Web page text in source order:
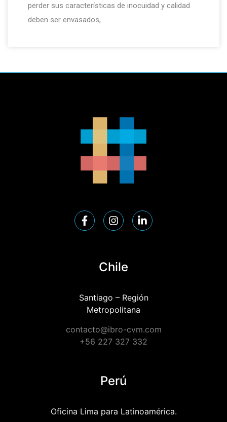
perder sus características de inocuidad y calidad
deben ser envasados,
Chile
Santiago – Región
Metropolitana
contacto@ibro-cvm.com
+56 227 327 332
Perú
Oficina Lima para Latinoamérica.